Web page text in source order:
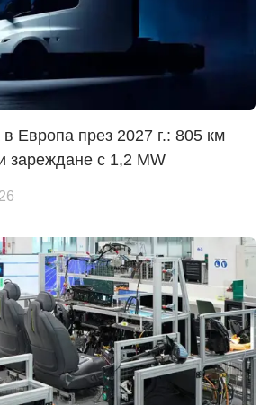
Европа през 2027 г.: 805 км
зареждане с 1,2 MW